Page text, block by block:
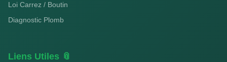
Loi Carrez / Boutin
Diagnostic Plomb
Liens Utiles 📎